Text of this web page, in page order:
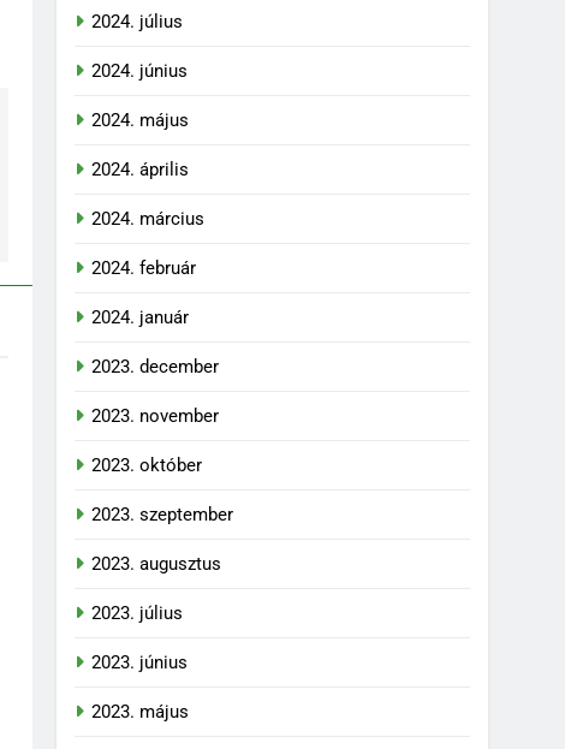
2024. július
2024. június
2024. május
2024. április
2024. március
2024. február
2024. január
2023. december
2023. november
2023. október
2023. szeptember
2023. augusztus
2023. július
2023. június
2023. május